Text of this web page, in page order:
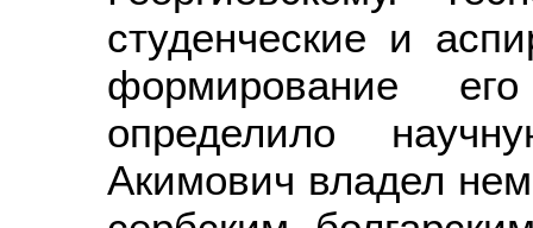
студенческие и
формирование
определило
Акимович владел